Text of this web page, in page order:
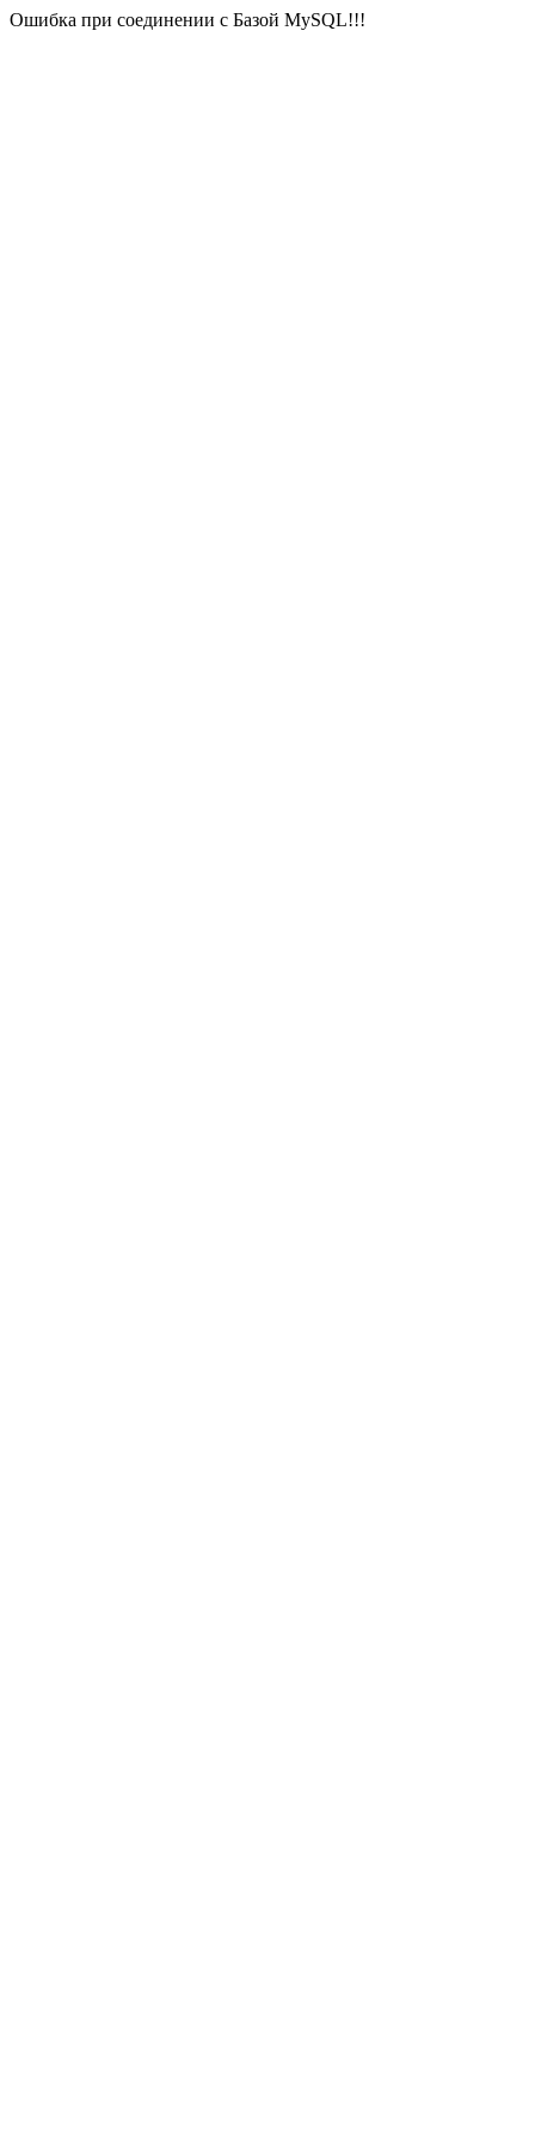
Ошибка при соединении с Базой MySQL!!!